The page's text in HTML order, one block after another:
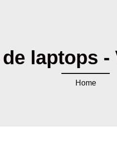
laptops -
Home